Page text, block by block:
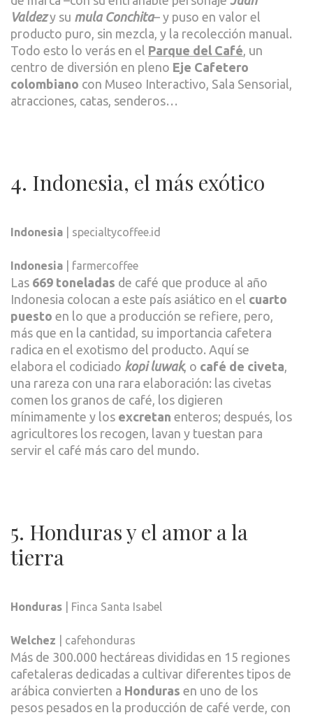
Valdezy su mula Conchita– y puso en valor el
producto puro, sin mezcla, y la recolección manual.
Todo esto lo verás en el Parque del Café , un
centro de diversión en pleno Eje Cafetero
colombiano con Museo Interactivo, Sala Sensorial,
atracciones, catas, senderos…
4. Indonesia, el más exótico
Indonesia | specialtycoffee.id
Indonesia | farmercoffee
Las 669 toneladas de café que produce al año
Indonesia colocan a este país asiático en el cuarto
puesto en lo que a producción se refiere, pero,
más que en la cantidad, su importancia cafetera
radica en el exotismo del producto. Aquí se
elabora el codiciado kopi luwak, o café de civeta
una rareza con una rara elaboración: las civetas
comen los granos de café, los digieren
mínimamente y los excretan enteros; después, los
agricultores los recogen, lavan y tuestan para
servir el café más caro del mundo.
5. Honduras y el amor a la
tierra
Honduras | Finca Santa Isabel
Welchez | cafehonduras
Más de 300.000 hectáreas divididas en 15 regiones
cafetaleras dedicadas a cultivar diferentes tipos de
arábica convierten a Honduras en uno de los
pesos pesados en la producción de café verde, con